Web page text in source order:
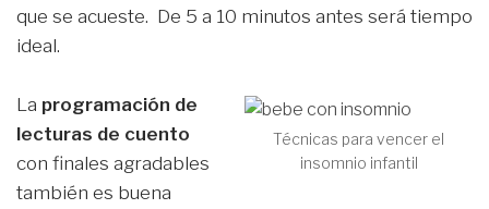
que se acueste. De 5 a 10 minutos antes será tiempo
ideal.
Técnicas para vencer el
insomnio infantil
La programación de
lecturas de cuento
con finales agradables
también es buena